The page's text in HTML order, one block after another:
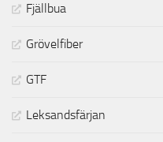
Fjällbua
Grövelfiber
GTF
Leksandsfärjan